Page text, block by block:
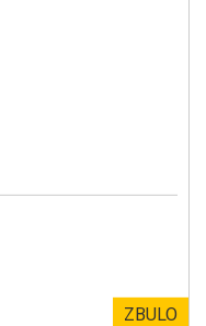
ZBULO